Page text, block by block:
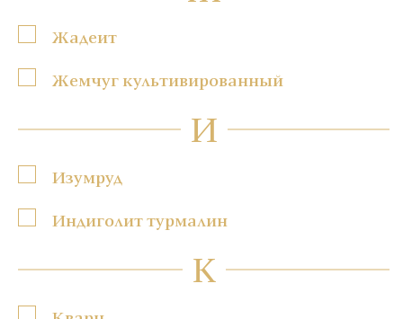
Жадеит
Жемчуг культивированный
И
Изумруд
Индиголит турмалин
К